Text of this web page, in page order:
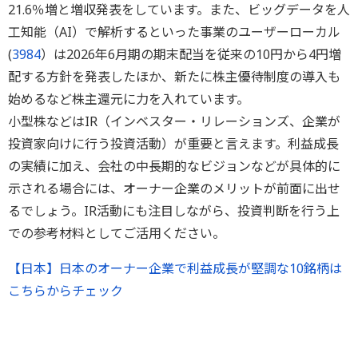
21.6％増と増収発表をしています。また、ビッグデータを人
工知能（AI）で解析するといった事業のユーザーローカル
(3984）は2026年6月期の期末配当を従来の10円から4円増
配する方針を発表したほか、新たに株主優待制度の導入も
始めるなど株主還元に力を入れています。
小型株などはIR（インベスター・リレーションズ、企業が
投資家向けに行う投資活動）が重要と言えます。利益成長
の実績に加え、会社の中長期的なビジョンなどが具体的に
示される場合には、オーナー企業のメリットが前面に出せ
るでしょう。IR活動にも注目しながら、投資判断を行う上
での参考材料としてご活用ください。
【日本】日本のオーナー企業で利益成長が堅調な10銘柄は
こちらからチェック